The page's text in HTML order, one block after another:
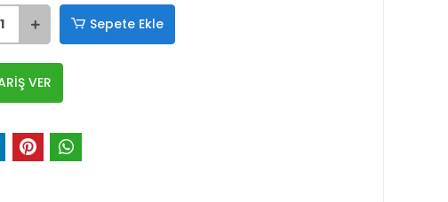
Sepete Ekle
VER